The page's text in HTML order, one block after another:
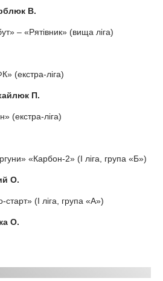
В.
– «Рятівник» (вища ліга)
(екстра-ліга)
П.
(екстра-ліга)
«Карбон-2» (I ліга, група «Б»)
О.
(I ліга, група «А»)
О.